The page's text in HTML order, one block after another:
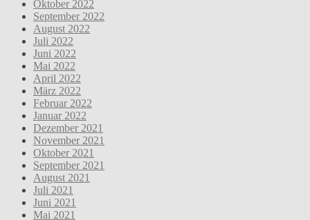
Oktober 2022
September 2022
August 2022
Juli 2022
Juni 2022
Mai 2022
April 2022
März 2022
Februar 2022
Januar 2022
Dezember 2021
November 2021
Oktober 2021
September 2021
August 2021
Juli 2021
Juni 2021
Mai 2021